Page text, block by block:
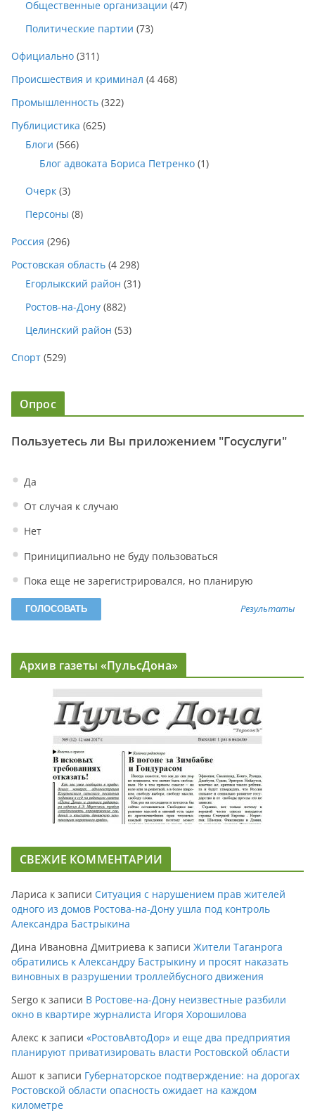
Общественные организации (47)
Политические партии (73)
Официально (311)
Происшествия и криминал (4 468)
Промышленность (322)
Публицистика (625)
Блоги (566)
Блог адвоката Бориса Петренко (1)
Очерк (3)
Персоны (8)
Россия (296)
Ростовская область (4 298)
Егорлыкский район (31)
Ростов-на-Дону (882)
Целинский район (53)
Спорт (529)
Опрос
Пользуетесь ли Вы приложением "Госуслуги"
Да
От случая к случаю
Нет
Приниципиально не буду пользоваться
Пока еще не зарегистрировался, но планирую
Результаты
Архив газеты «ПульсДона»
СВЕЖИЕ КОММЕНТАРИИ
Лариса к записи Ситуация с нарушением прав жителей
одного из домов Ростова-на-Дону ушла под контроль
Александра Бастрыкина
Дина Ивановна Дмитриева к записи Жители Таганрога
обратились к Александру Бастрыкину и просят наказать
виновных в разрушении троллейбусного движения
Sergo к записи В Ростове-на-Дону неизвестные разбили
окно в квартире журналиста Игоря Хорошилова
Алекс к записи «РостовАвтоДор» и еще два предприятия
планируют приватизировать власти Ростовской области
Ашот к записи Губернаторское подтверждение: на дорогах
Ростовской области опасность ожидает на каждом
километре